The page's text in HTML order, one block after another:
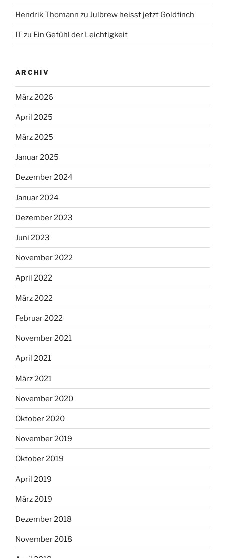
Hendrik Thomann zu Julbrew heisst jetzt Goldfinch
IT zu Ein Gefühl der Leichtigkeit
ARCHIV
März 2026
April 2025
März 2025
Januar 2025
Dezember 2024
Januar 2024
Dezember 2023
Juni 2023
November 2022
April 2022
März 2022
Februar 2022
November 2021
April 2021
März 2021
November 2020
Oktober 2020
November 2019
Oktober 2019
April 2019
März 2019
Dezember 2018
November 2018